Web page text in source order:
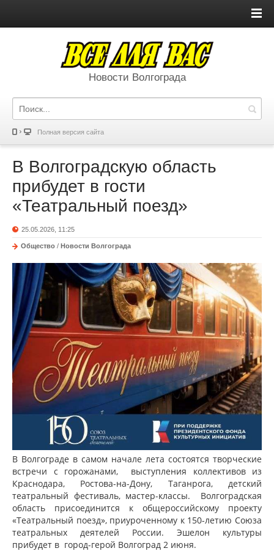
Новости Волгограда
Полная версия сайта
В Волгоградскую область
прибудет в гости
«Театральный поезд»
25.05.2026, 11:25
Общество / Новости Волгограда
В Волгограде в самом начале лета состоятся творческие
встречи с горожанами, выступления коллективов из
Краснодара, Ростова-на-Дону, Таганрога, детский
театральный фестиваль, мастер-классы. Волгоградская
область присоединится к общероссийскому проекту
«Театральный поезд», приуроченному к 150-летию Союза
театральных деятелей России. Эшелон культуры
прибудет в город-герой Волгоград 2 июня.